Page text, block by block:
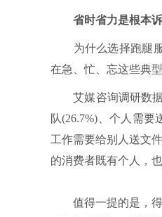
省时省力是根本
为什么选择跑腿服
在急、忙、忘这些典
艾媒咨询调研数据
队(26.7%)、个人需
工作需要给别人送文
的消费者既有个人，
值得一提的是，得